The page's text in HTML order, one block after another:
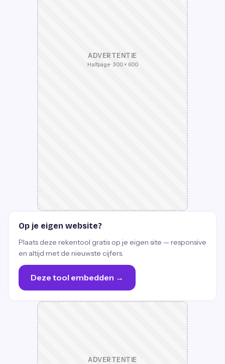
ADVERTENTIE
Halfpage · 300 × 600
Op je eigen website?
Plaats deze rekentool gratis op je eigen site — responsive
en altijd met de nieuwste cijfers.
Deze tool embedden →
ADVERTENTIE